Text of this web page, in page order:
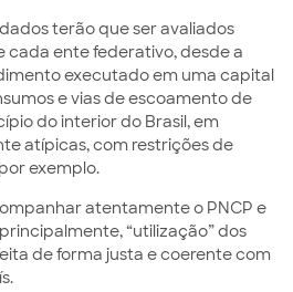
terão que ser avaliados
cada ente federativo, desde a
executado em uma capital
e vias de escoamento de
do interior do Brasil, em
atípicas, com restrições de
exemplo.
atentamente o PNCP e
“utilização” dos
de forma justa e coerente com